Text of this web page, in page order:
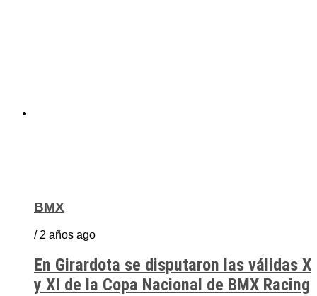
BMX
/ 2 años ago
En Girardota se disputaron las válidas X
y XI de la Copa Nacional de BMX Racing